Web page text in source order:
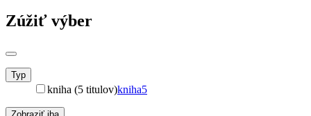
Zúžiť výber
Typ
kniha (5 titulov)kniha5